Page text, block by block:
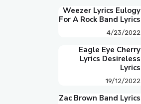
Weezer Lyrics Eulogy
For A Rock Band Lyrics
4/23/2022
Eagle Eye Cherry
Lyrics Desireless
Lyrics
19/12/2022
Zac Brown Band Lyrics